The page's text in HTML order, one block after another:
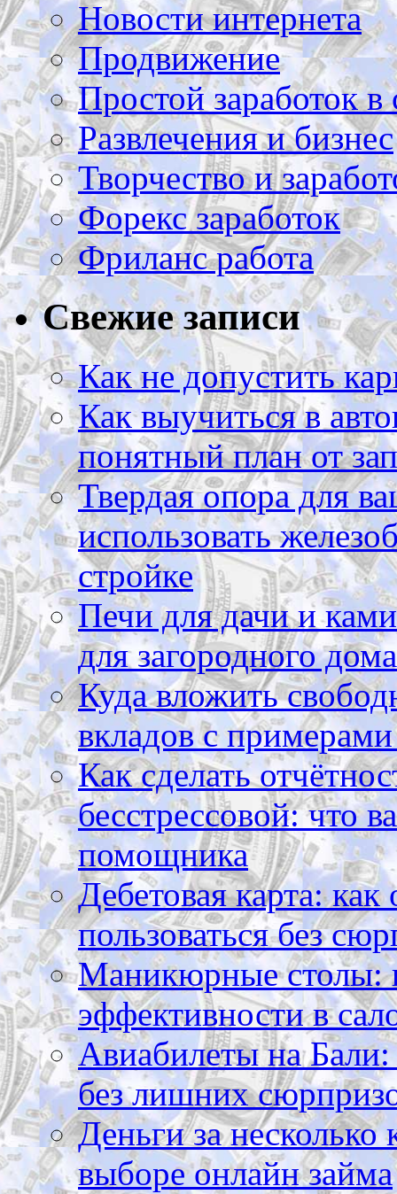
Новости интернета
Продвижение
Простой заработок в
Развлечения и бизнес
Творчество и
Форекс заработок
Фриланс работа
Свежие записи
Как не допустить
Как выучиться в
понятный план от
Твердая опора для
использовать
стройке
Печи для дачи и
для загородного дома
Куда вложить
вкладов с
Как сделать
бесстрессовой: что
помощника
Дебетовая карта:
пользоваться без
Маникюрные столы:
эффективности в
Авиабилеты на Бали:
без лишних
Деньги за
выборе онлайн займа